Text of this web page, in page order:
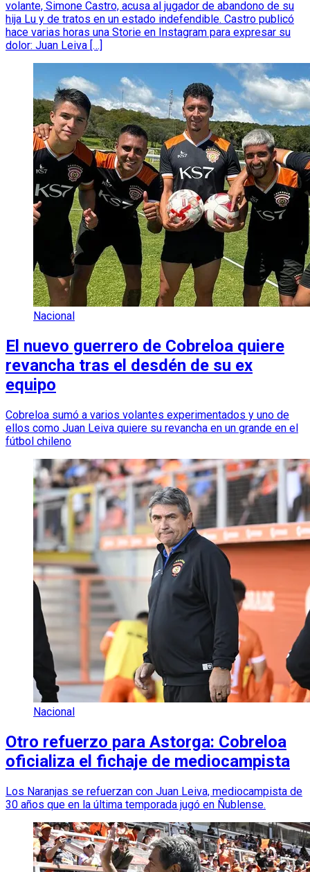
volante, Simone Castro, acusa al jugador de abandono de su
hija Lu y de tratos en un estado indefendible. Castro publicó
hace varias horas una Storie en Instagram para expresar su
dolor: Juan Leiva […]
Nacional
El nuevo guerrero de Cobreloa quiere
revancha tras el desdén de su ex
equipo
Cobreloa sumó a varios volantes experimentados y uno de
ellos como Juan Leiva quiere su revancha en un grande en el
fútbol chileno
Nacional
Otro refuerzo para Astorga: Cobreloa
oficializa el fichaje de mediocampista
Los Naranjas se refuerzan con Juan Leiva, mediocampista de
30 años que en la última temporada jugó en Ñublense.